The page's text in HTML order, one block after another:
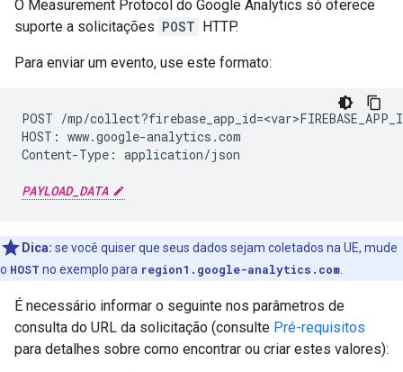
O Measurement Protocol do Google Analytics só oferece
suporte a solicitações POST HTTP.
Para enviar um evento, use este formato:
POST /mp/
HOST: www.google-analytics.com
Content-Type: application/json
PAYLOAD_DATA
Dica: se você quiser que seus dados sejam coletados na UE, mude
o HOST no exemplo para region1.google-analytics.com
É necessário informar o seguinte nos parâmetros de
consulta do URL da solicitação (consulte Pré-requisitos
para detalhes sobre como encontrar ou criar estes valores):